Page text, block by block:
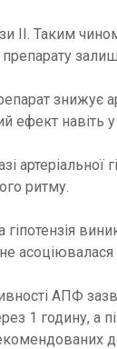
II. Таким
знижує
ефект навіть
ритму.
АПФ
1 годину,